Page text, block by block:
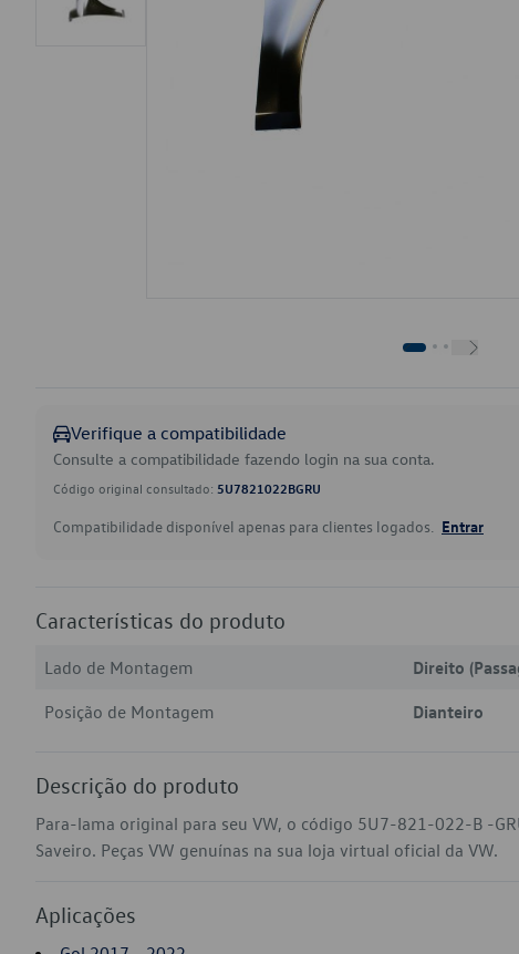
Verifique a compatibilidade
Consulte a compatibilidade fazendo login na sua conta.
Código original consultado: 5U7821022BGRU
Compatibilidade disponível apenas para clientes logados. Entrar
Características do produto
Lado de Montagem
Direito
Posição de Montagem
Dianteiro
Descrição do produto
Para-lama original para seu VW, o código 5U7-821-022-B -
Saveiro. Peças VW genuínas na sua loja virtual oficial da VW.
Aplicações